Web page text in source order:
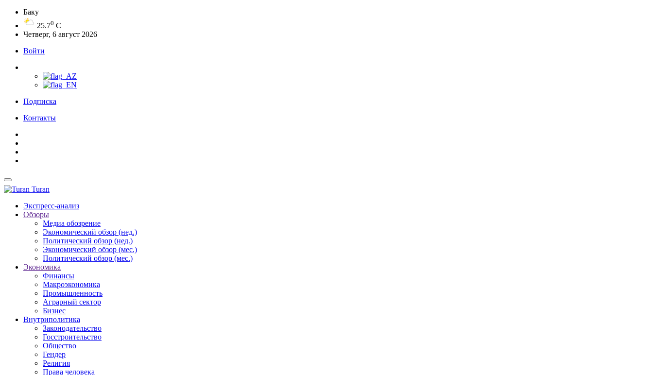
Баку
25.70 C
Четверг, 6 август 2026
Войти
Подписка
Контакты
Turan
Экспресс-анализ
Обзоры
Медиа обозрение
Экономический обзор (нед.)
Политический обзор (нед.)
Экономический обзор (мес.)
Политический обзор (мес.)
Экономика
Финансы
Макроэкономика
Промышленность
Аграрный сектор
Бизнес
Внутриполитика
Законодательство
Госстроительство
Общество
Гендер
Религия
Права человека